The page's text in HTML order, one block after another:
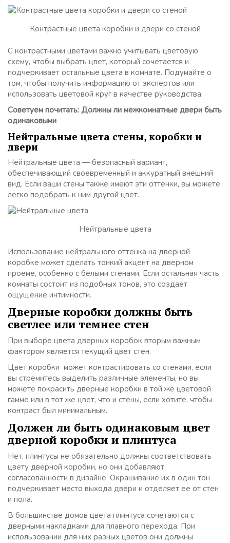
Контрастные цвета коробки и двери со стеной
С контрастными цветами важно учитывать цветовую
схему, чтобы выбрать цвет, который сочетается и
подчеркивает остальные цвета в комнате. Подумайте о
том, чтобы получить информацию от экспертов или
использовать цветовой круг в качестве руководства.
Советуем почитать: Должны ли межкомнатные двери быть
одинаковыми
Нейтральные цвета стены, коробки и
двери
Нейтральные цвета — безопасный вариант,
обеспечивающий своевременный и аккуратный внешний
вид. Если ваши стены также имеют эти оттенки, вы можете
легко подобрать к ним другой цвет.
Нейтральные цвета
Использование нейтрального оттенка на дверной
коробке может сделать тонкий акцент на дверном
проеме, особенно с белыми стенами. Если остальная часть
комнаты состоит из подобных тонов, это создает
ощущение интимности.
Дверные коробки должны быть
светлее или темнее стен
При выборе цвета дверных коробок вторым важным
фактором является текущий цвет стен.
Цвет коробки может контрастировать со стенами, если
вы стремитесь выделить различные элементы, но вы
можете покрасить дверные коробки в той же цветовой
гамме или в тот же цвет, что и стены, если хотите, чтобы
контраст был минимальным.
Должен ли быть одинаковым цвет
дверной коробки и плинтуса
Нет, плинтусы не обязательно должны соответствовать
цвету дверной коробки, но они добавляют
согласованности в дизайне. Окрашивание их в один тон
подчеркивает место выхода двери и отделяет ее от стен
и пола.
В большинстве домов цвета плинтуса сочетаются с
дверными накладками для плавного перехода. При
использовании для них разных цветов они должны